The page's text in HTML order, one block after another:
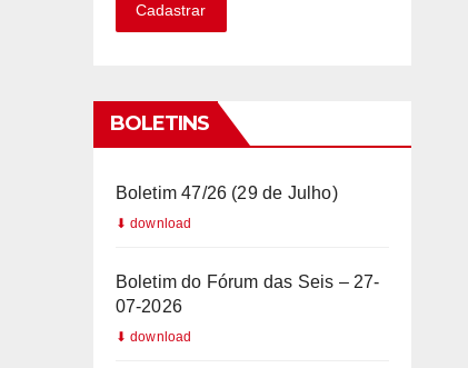
+
Cadastrar
BOLETINS
Boletim 47/26 (29 de Julho)
Boletim do Fórum das Seis – 27-
07-2026